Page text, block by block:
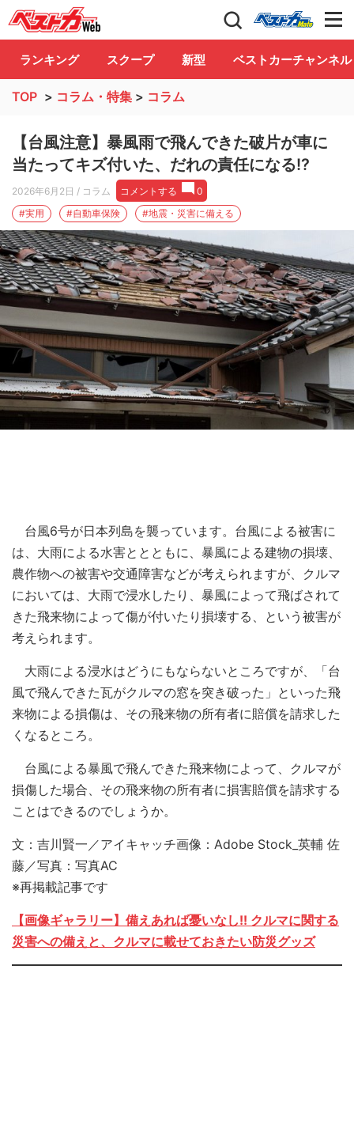
自動車情報誌「ベストカー」 Club
ランキング スクープ 新型 ベストカーチャンネル
TOP > コラム・特集 > コラム
【台風注意】暴風雨で飛んできた破片が車に
当たってキズ付いた、だれの責任になる!?
2026年6月2日 / コラム コメントする
0
#実用
#自動車保険 #地震・災害に備える
台風6号が日本列島を襲っています。台風による被害に
は、大雨による水害ととともに、暴風による建物の損壊、
農作物への被害や交通障害などが考えられますが、クルマ
においては、大雨で浸水したり、暴風によって飛ばされて
きた飛来物によって傷が付いたり損壊する、という被害が
考えられます。
大雨による浸水はどうにもならないところですが、「台
風で飛んできた瓦がクルマの窓を突き破った」といった飛
来物による損傷は、その飛来物の所有者に賠償を請求した
くなるところ。
台風による暴風で飛んできた飛来物によって、クルマが
損傷した場合、その飛来物の所有者に損害賠償を請求する
ことはできるのでしょうか。
文：吉川賢一／アイキャッチ画像：Adobe Stock_英輔 佐
藤／写真：写真AC
※再掲載記事です
【画像ギャラリー】備えあれば憂いなし!! クルマに関する
災害への備えと、クルマに載せておきたい防災グッズ